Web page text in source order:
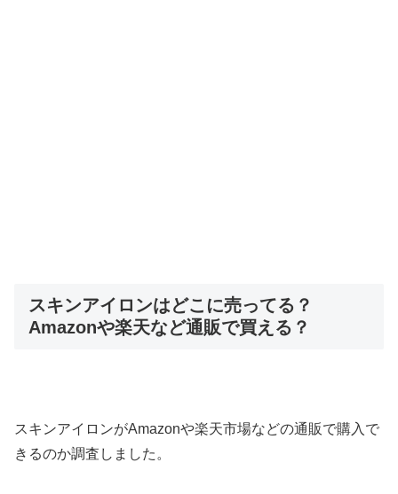
スキンアイロンはどこに売ってる？
Amazonや楽天など通販で買える？
スキンアイロンがAmazonや楽天市場などの通販で購入で
きるのか調査しました。